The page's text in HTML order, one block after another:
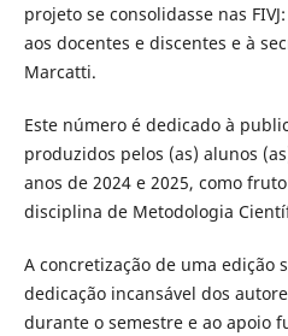
projeto se consolidasse nas
aos docentes e discentes e à
Marcatti.
Este número é dedicado à
produzidos pelos (as) alunos
anos de 2024 e 2025, como
disciplina de Metodologia
A concretização de uma edição
dedicação incansável dos
durante o semestre e ao apoio